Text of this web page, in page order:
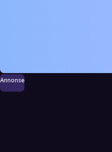
Annonse